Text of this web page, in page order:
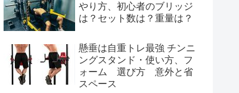
やり方、初心者のブリッジ
は？セット数は？重量は？
懸垂は自重トレ最強 チンニ
ングスタンド・使い方、フ
ォーム 選び方 意外と省
スペース